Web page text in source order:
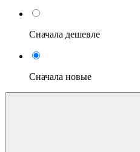
Сначала дешевле
Сначала новые